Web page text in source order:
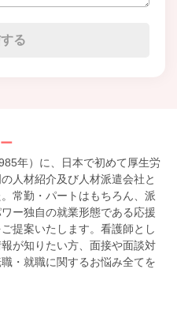
年）に、日本で初めて厚生労
人材紹介及び人材派遣会社と
常勤・パートはもちろん、派
ー独自の就業形態である応援
提案いたします。看護師とし
が知りたい方、面接や面談対
・就職に関するお悩み全てを